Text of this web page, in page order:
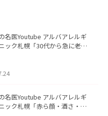
名医Youtube アルバアレルギ
ック札幌「30代から急に老け
名医Youtube アルバアレルギ
ック札幌「赤ら顔・酒さ・ニ